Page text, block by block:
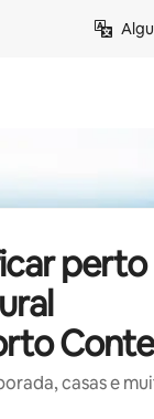
perto
Conte
casas e